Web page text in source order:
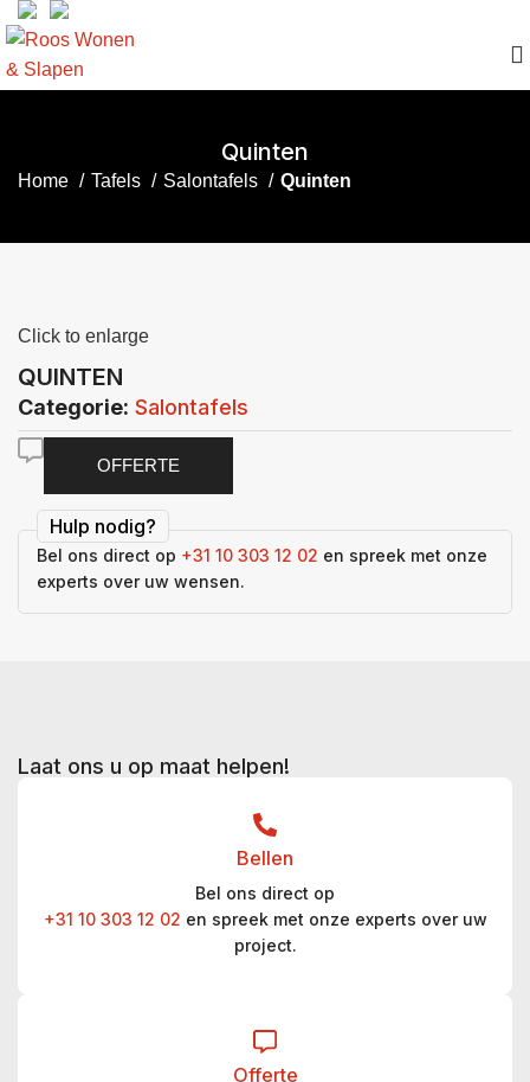
Quinten
Home Tafels Salontafels Quinten
Click to enlarge
QUINTEN
Categorie: Salontafels
OFFERTE
Hulp nodig?
Bel ons direct op +31 10 303 12 02 en spreek met onze
experts over uw wensen.
Laat ons u op maat helpen!
Bellen
Bel ons direct op
+31 10 303 12 02 en spreek met onze experts over uw
project.
Offerte